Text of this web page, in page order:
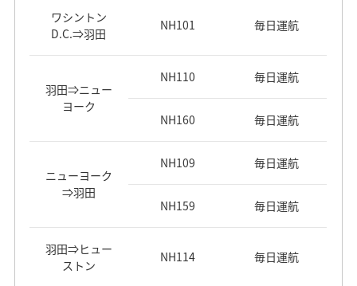
ワシントン
D.C.⇒羽田
NH101 毎日運航
羽田⇒ニュー
ヨーク
NH110 毎日運航
NH160 毎日運航
ニューヨーク
⇒羽田
NH109 毎日運航
NH159 毎日運航
羽田⇒ヒュー
ストン
NH114 毎日運航